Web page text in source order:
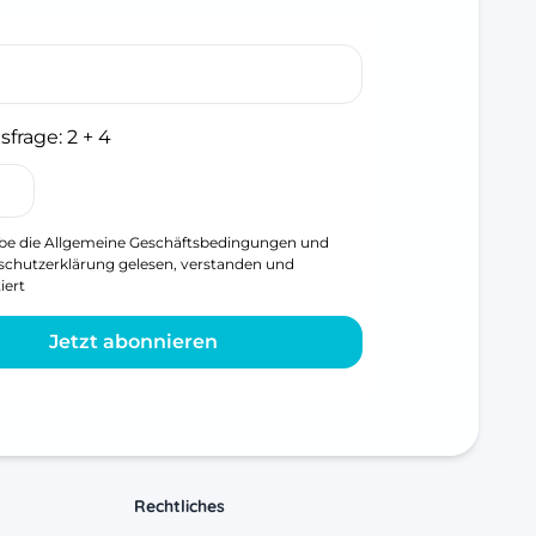
2 + 4
dieAllgemeine Geschäftsbedingungen und
gelesen, verstanden und
Jetzt abonnieren
Rechtliches